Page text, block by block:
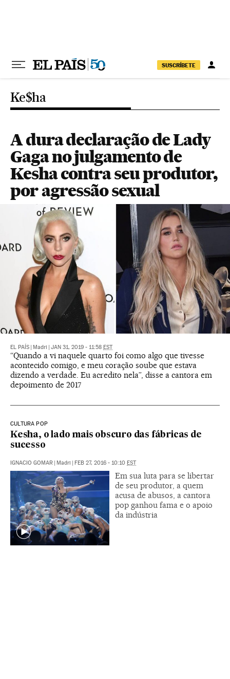
SUSCRÍBETE
Ke$ha
A dura declaração de Lady
Gaga no julgamento de
Kesha contra seu produtor,
por agressão sexual
EL PAÍS Madri JAN 31, 2019 - 11:58 EST
“Quando a vi naquele quarto foi como algo que tivesse
acontecido comigo, e meu coração soube que estava
dizendo a verdade. Eu acredito nela”, disse a cantora em
depoimento de 2017
CULTURA POP
Kesha, o lado mais obscuro das fábricas de
sucesso
IGNACIO GOMAR Madri FEB 27, 2016 - 10:10 EST
Em sua luta para se libertar
de seu produtor, a quem
acusa de abusos, a cantora
pop ganhou fama e o apoio
da indústria